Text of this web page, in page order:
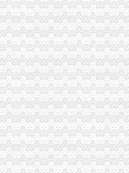
报信息作出批示
务新农村建设见成效
方经济发展
注销场秩序专项整工作
安全电子监管
境专项整
注销创业培训
工作获得表彰
中秋月饼市场监管
险点
生消费安全教育